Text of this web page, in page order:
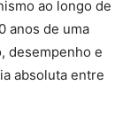
ao longo de
anos de uma
desempenho e
absoluta entre